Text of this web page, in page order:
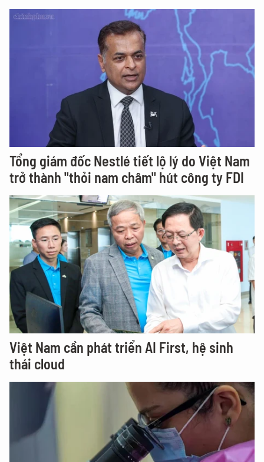
Tổng giám đốc Nestlé tiết lộ lý do Việt Nam
trở thành "thỏi nam châm" hút công ty FDI
Việt Nam cần phát triển AI First, hệ sinh
thái cloud